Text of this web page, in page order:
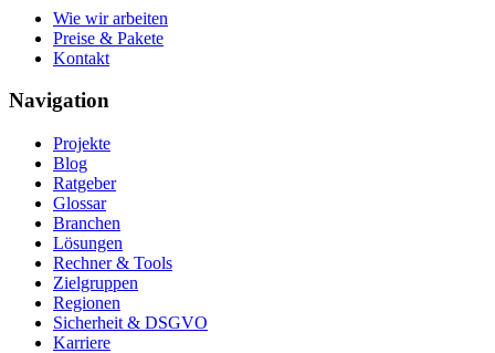
Wie wir arbeiten
Preise & Pakete
Kontakt
Navigation
Projekte
Blog
Ratgeber
Glossar
Branchen
Lösungen
Rechner & Tools
Zielgruppen
Regionen
Sicherheit & DSGVO
Karriere